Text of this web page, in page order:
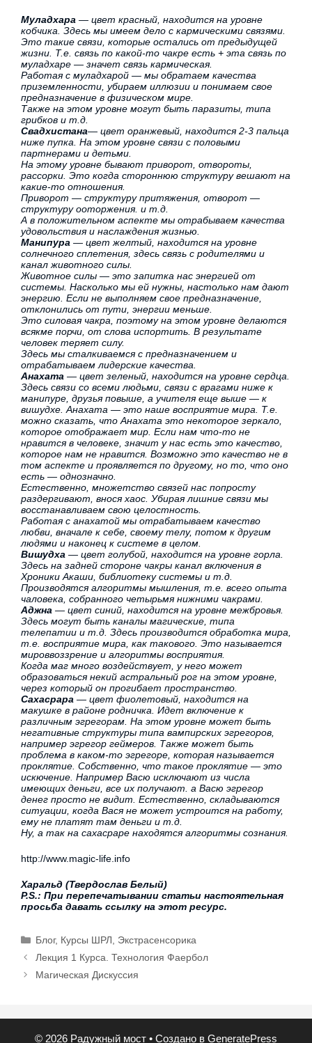
Муладхара — цвет красный, находится на уровне
кобчика. Здесь мы имеем дело с кармическими связями.
Это такие связи, которые остались от предыдущей
жизни. Т.е. связь по какой-то чакре есть + эта связь по
муладхаре — значет связь кармическая.
Работая с муладхарой — мы обратаем качества
приземленности, убираем иллюзии и понимаем свое
предназначение в физическом мире.
Также на этом уровне могут быть паразиты, типа
грибков и т.д.
Свадхистана— цвет оранжевый, находится 2-3 пальца
ниже пупка. На этом уровне связи с половыми
партнерами и детьми.
На этому уровне бывают приворот, отвороты,
рассорки. Это когда стороннюю структуру вешают на
какие-то отношения.
Приворот — структуру притяжения, отворот —
структуру ооторжения. и т.д.
А в положительном аспекте мы отрабываем качества
удовольствия и наслаждения жизнью.
Манипура — цвет желтый, находится на уровне
солнечного сплетения, здесь связь с родителями и
канал животного силы.
Животное силы — это запитка нас энергией от
системы. Насколько мы ей нужны, настолько нам дают
энергию. Если не выполняем свое предназначение,
отклонились от пути, энергии меньше.
Это силовая чакра, поэтому на этом уровне делаются
всякме порчи, от слова испортить. В результате
человек теряет силу.
Здесь мы сталкиваемся с предназначением и
отрабатываем лидерские качества.
Анахата — цвет зеленый, находится на уровне сердца.
Здесь связи со всеми людьми, связи с врагами ниже к
манипуре, друзья повыше, а учителя еще выше — к
вишудхе. Анахата — это наше восприятие мира. Т.е.
можно сказать, что Анахата это некоторое зеркало,
которое отображает мир. Если нам что-то не
нравится в человеке, значит у нас есть это качество,
которое нам не нравится. Возможно это качество не в
том аспекте и проявляется по другому, но то, что оно
есть — однозначно.
Естественно, множетство связей нас попросту
раздергивают, внося хаос. Убирая лишние связи мы
восстанавливаем свою целостность.
Работая с анахатой мы отрабатываем качество
любви, вначале к себе, своему телу, потом к другим
людями и наконец к системе в целом.
Вишудха — цвет голубой, находится на уровне горла.
Здесь на задней стороне чакры канал включения в
Хроники Акаши, библиотеку системы и т.д.
Производятся алгоритмы мышления, т.е. всего опыта
чаловека, собранного четырьмя нижними чакрами.
Аджна — цвет синий, находится на уровне межбровья.
Здесь могут быть каналы магические, типа
телепатии и т.д. Здесь производится обработка мира,
т.е. восприятие мира, как такового. Это называется
мироввоззрение и алгоритмы восприятия.
Когда маг много воздействует, у него может
образоваться некий астральный рог на этом уровне,
через который он прогибает пространство.
Сахасрара — цвет фиолетовый, находится на
макушке в районе родничка. Идет включение к
различным эгрегорам. На этом уровне может быть
негативные структуры типа вампирских эгрегоров,
например эгрегор геймеров. Также может быть
проблема в каком-то эгрегоре, которая называется
проклятие. Собственно, что такое проклятие — это
искючение. Например Васю исключают из числа
имеющих деньги, все их получают. а Васю эгрегор
денег просто не видит. Естественно, складываются
ситуации, когда Вася не может устроится на работу,
ему не платят там деньги и т.д.
Ну, а так на сахасраре находятся алгоритмы сознания.
http://www.magic-life.info
Харальд (Твердослав Белый)
P.S.: При перепечатывании статьи настоятельная
просьба давать ссылку на этот ресурс.
Блог, Курсы ШРЛ
Экстрасенсорика
Лекция 1 Курса. Технология Фаербол
Магическая Дискуссия
© 2026 Радужный мост • Создано в GeneratePress